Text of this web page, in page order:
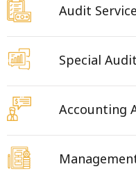
Audit Service
Special
Accounting